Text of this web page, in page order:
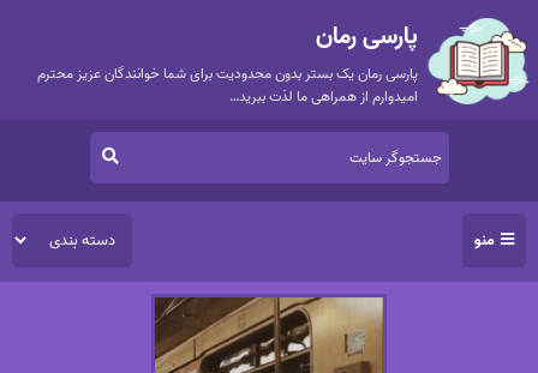
پارسی رمان
پارسی رمان یک بستر بدون محدودیت برای شما خوانندگان عزیز محترم
امیدوارم از همراهی ما لذت ببرید…
منو